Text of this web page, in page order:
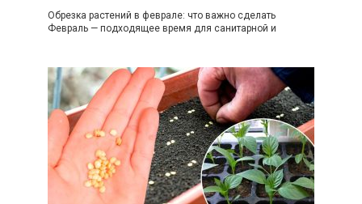
Обрезка растений в феврале: что важно сделать
Февраль — подходящее время для санитарной и